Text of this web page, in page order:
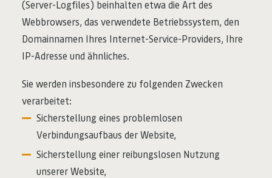
(Server-Logfiles) beinhalten etwa die Art des
Webbrowsers, das verwendete Betriebssystem, den
Domainnamen Ihres Internet-Service-Providers, Ihre
IP-Adresse und ähnliches.
Sie werden insbesondere zu folgenden Zwecken
verarbeitet:
Sicherstellung eines problemlosen
Verbindungsaufbaus der Website,
Sicherstellung einer reibungslosen Nutzung
unserer Website,